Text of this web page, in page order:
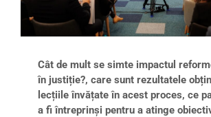
Cât de mult se simte impactul
în justiție?, care sunt rezultatele
lecțiile învățate în acest proces, ce
a fi întreprinși pentru a atinge